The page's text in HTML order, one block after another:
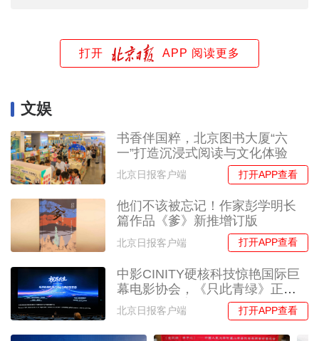
打开 APP 阅读更多
文娱
书香伴国粹，北京图书大厦“六
一”打造沉浸式阅读与文化体验
北京日报客户端 打开APP查看
他们不该被忘记！作家彭学明长
篇作品《爹》新推增订版
北京日报客户端 打开APP查看
中影CINITY硬核科技惊艳国际巨
幕电影协会，《只此青绿》正在
制作科普教育场馆专属定制版
北京日报客户端 打开APP查看